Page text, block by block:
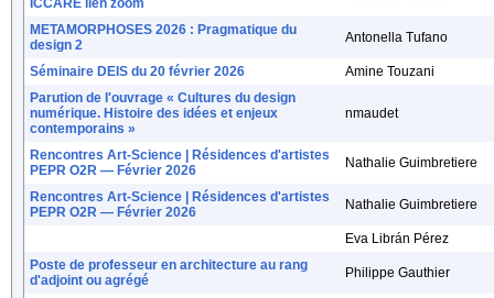
ICCARE lien zoom
METAMORPHOSES 2026 : Pragmatique du
design 2
Antonella Tufano
Séminaire DEIS du 20 février 2026
Amine Touzani
Parution de l'ouvrage « Cultures du design
numérique. Histoire des idées et enjeux
contemporains »
nmaudet
Rencontres Art-Science | Résidences d'artistes
PEPR O2R — Février 2026
Nathalie Guimbretiere
Rencontres Art-Science | Résidences d'artistes
PEPR O2R — Février 2026
Nathalie Guimbretiere
Eva Librán Pérez
Poste de professeur en architecture au rang
d'adjoint ou agrégé
Philippe Gauthier